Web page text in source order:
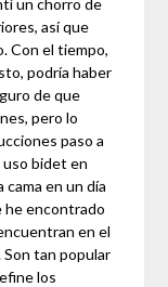
un chorro de
así que
Con el tiempo,
podría haber
de que
pero lo
paso a
uso bidet en
en un día
he encontrado
en el
tan popular
los